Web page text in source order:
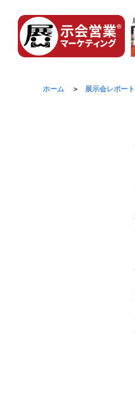
ホーム 展示会レポート